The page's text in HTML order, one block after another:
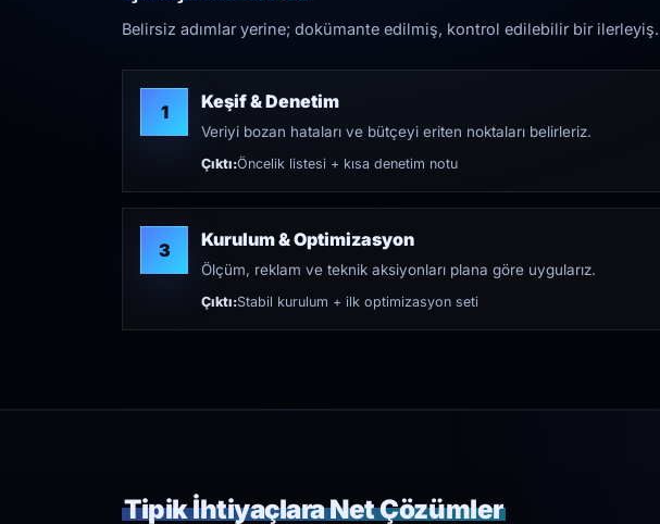
Belirsiz adımlar yerine; dokümante edilmiş, kontrol edilebilir bir ilerleyiş.
1 Keşif & Denetim
Veriyi bozan hataları ve bütçeyi eriten noktaları belirleriz.
Çıktı:Öncelik listesi + kısa denetim notu
3 Kurulum & Optimizasyon
Ölçüm, reklam ve teknik aksiyonları plana göre uygularız.
Çıktı:Stabil kurulum + ilk optimizasyon seti
Tipik İhtiyaçlara Net Çözümler